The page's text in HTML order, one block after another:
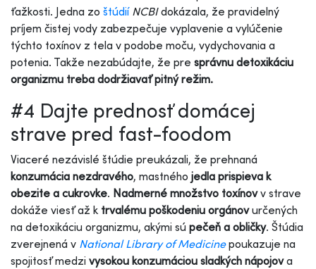
ťažkosti. Jedna zo štúdií NCBIdokázala, že pravidelný
príjem čistej vody zabezpečuje vyplavenie a vylúčenie
týchto toxínov z tela v podobe moču, vydychovania a
potenia. Takže nezabúdajte, že pre správnu detoxikáciu
organizmu treba dodržiavať pitný režim.
#4 Dajte prednosť domácej
strave pred fast-foodom
Viaceré nezávislé štúdie preukázali, že prehnaná
konzumácia nezdravého, mastného jedla prispieva k
obezite a cukrovke. Nadmerné množstvo toxínovv strave
dokáže viesť až k trvalému poškodeniu orgánovurčených
na detoxikáciu organizmu, akými sú pečeň a obličky. Štúdia
zverejnená v National Library of Medicinepoukazuje na
spojitosť medzi vysokou konzumáciou sladkých nápojova